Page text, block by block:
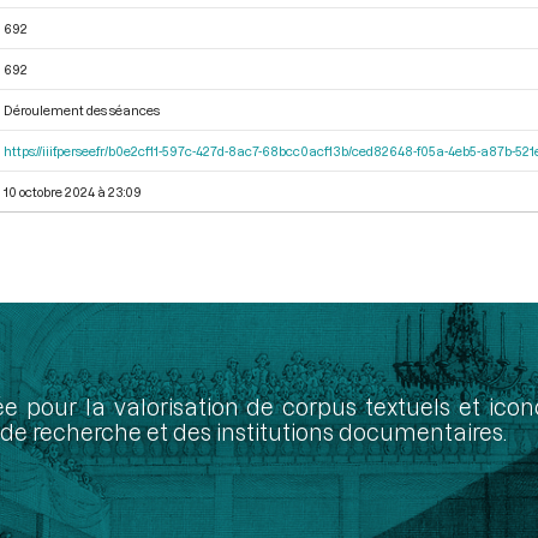
692
692
Déroulement des séances
https://iiif.persee.fr/b0e2cf11-597c-427d-8ac7-68bcc0acf13b/ced82648-f05a-4eb5-a87b-
10 octobre 2024 à 23:09
pour la valorisation de corpus textuels et
recherche et des institutions documentaires.